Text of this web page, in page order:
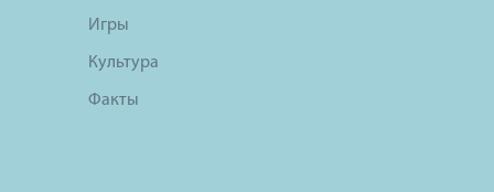
Игры
Культура
Факты